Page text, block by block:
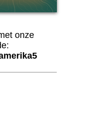
onze